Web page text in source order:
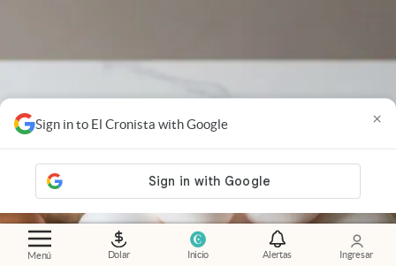
Menú Dolar Inicio Alertas Ingresar
Sign in to El Cronista with Google ×